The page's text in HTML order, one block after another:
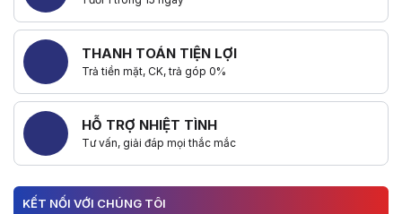
THANH TOÁN TIỆN LỢI
Trả tiền mặt, CK, trả góp 0%
HỖ TRỢ NHIỆT TÌNH
Tư vấn, giải đáp mọi thắc mắc
KẾT NỐI VỚI CHÚNG TÔI